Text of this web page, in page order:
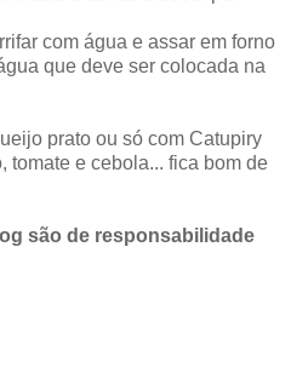
com água e assar em forno
que deve ser colocada na
prato ou só com Catupiry
tomate e cebola... fica bom de
são de responsabilidade